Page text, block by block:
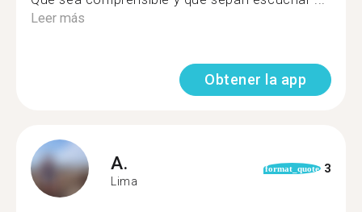
Leer más
Obtener la app
A.
Lima
format_quote 3